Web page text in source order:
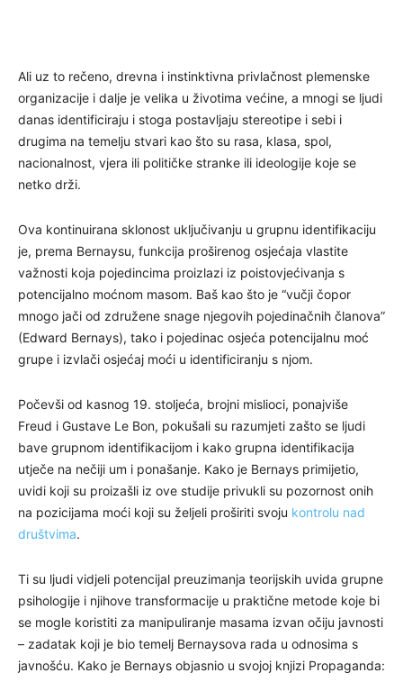
Ali uz to rečeno, drevna i instinktivna privlačnost plemenske
organizacije i dalje je velika u životima većine, a mnogi se ljudi
danas identificiraju i stoga postavljaju stereotipe i sebi i
drugima na temelju stvari kao što su rasa, klasa, spol,
nacionalnost, vjera ili političke stranke ili ideologije koje se
netko drži.
Ova kontinuirana sklonost uključivanju u grupnu identifikaciju
je, prema Bernaysu, funkcija proširenog osjećaja vlastite
važnosti koja pojedincima proizlazi iz poistovjećivanja s
potencijalno moćnom masom. Baš kao što je “vučji čopor
mnogo jači od združene snage njegovih pojedinačnih članova”
(Edward Bernays), tako i pojedinac osjeća potencijalnu moć
grupe i izvlači osjećaj moći u identificiranju s njom.
Počevši od kasnog 19. stoljeća, brojni mislioci, ponajviše
Freud i Gustave Le Bon, pokušali su razumjeti zašto se ljudi
bave grupnom identifikacijom i kako grupna identifikacija
utječe na nečiji um i ponašanje. Kako je Bernays primijetio,
uvidi koji su proizašli iz ove studije privukli su pozornost onih
na pozicijama moći koji su željeli proširiti svoju kontrolu nad
društvima.
Ti su ljudi vidjeli potencijal preuzimanja teorijskih uvida grupne
psihologije i njihove transformacije u praktične metode koje bi
se mogle koristiti za manipuliranje masama izvan očiju javnosti
– zadatak koji je bio temelj Bernaysova rada u odnosima s
javnošću. Kako je Bernays objasnio u svojoj knjizi Propaganda: